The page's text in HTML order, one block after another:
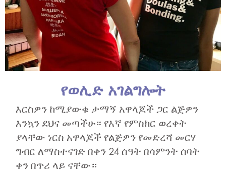
የወሊድ አገልግሎት
እርስዎን ከሚያውቁ ታማኝ አዋላጆች ጋር ልጅዎን
እንኳን ደህና መጣችሁ። የእኛ የምስክር ወረቀት
ያላቸው ነርስ አዋላጆች የልጅዎን የመድረሻ መርሃ
ግብር ለማስተናገድ በቀን 24 ሰዓት በሳምንት ሰባት
ቀን በጥሪ ላይ ናቸው።